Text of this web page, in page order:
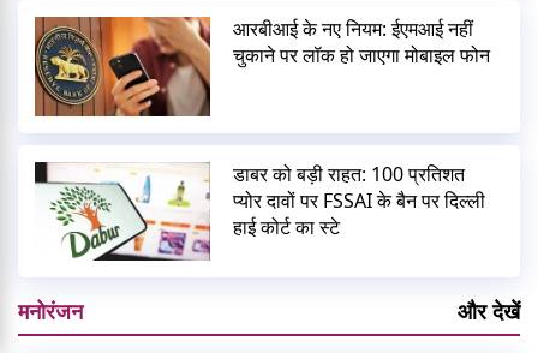
आरबीआई के नए नियम: ईएमआई नहीं
चुकाने पर लॉक हो जाएगा मोबाइल फोन
डाबर को बड़ी राहत: 100 प्रतिशत
प्योर दावों पर FSSAI के बैन पर दिल्ली
हाई कोर्ट का स्टे
मनोरंजन और देखें